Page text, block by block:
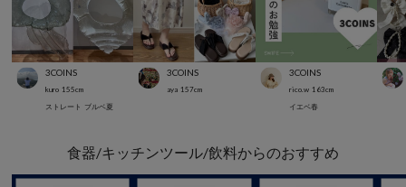
3COINS
kuro 155cm
ストレート ブルベ夏
3COINS
aya 157cm
3COINS
rico.w 163cm
イエベ春
食器/キッチンツール/飲料からのおすすめ